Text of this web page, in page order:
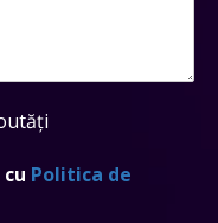
Politica de